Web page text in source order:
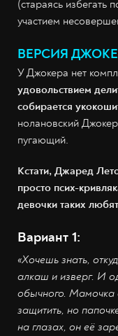
(стараясь
участием
ВЕРСИЯ
У Джокера нет
удовольствием
собирается
нолановский
пугающий.
Кстати, Джаред
просто псих-
девочки таких
Вариант 1:
«Хочешь знать,
алкаш и изверг. И
обычного. Мамочка
защитить, но
на глазах, он её